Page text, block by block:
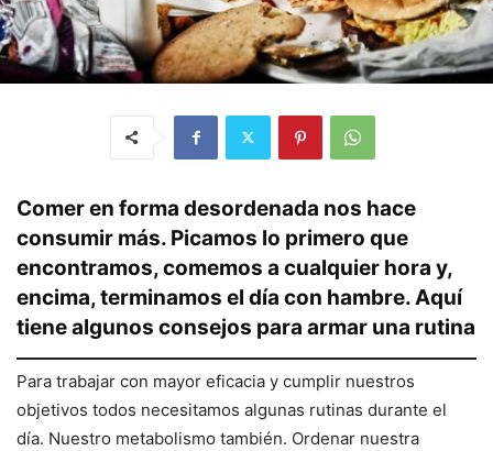
Comer en forma desordenada nos hace
consumir más. Picamos lo primero que
encontramos, comemos a cualquier hora y,
encima, terminamos el día con hambre. Aquí
tiene algunos consejos para armar una rutina
Para trabajar con mayor eficacia y cumplir nuestros
objetivos todos necesitamos algunas rutinas durante el
día. Nuestro metabolismo también. Ordenar nuestra